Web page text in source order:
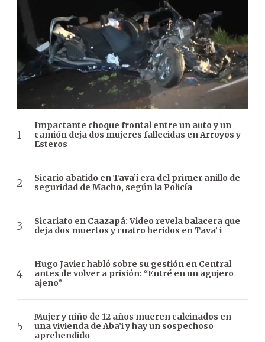
Impactante choque frontal entre un auto y un
camión deja dos mujeres fallecidas en Arroyos y
Esteros
Sicario abatido en Tava’i era del primer anillo de
seguridad de Macho, según la Policía
Sicariato en Caazapá: Video revela balacera que
deja dos muertos y cuatro heridos en Tava’ i
Hugo Javier habló sobre su gestión en Central
antes de volver a prisión: “Entré en un agujero
ajeno”
Mujer y niño de 12 años mueren calcinados en
una vivienda de Aba’i y hay un sospechoso
aprehendido